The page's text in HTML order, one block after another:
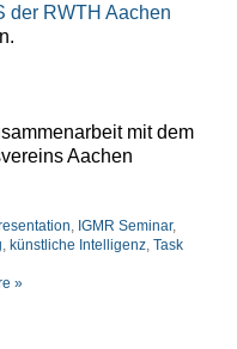
der RWTH Aachen
mit dem
Aachen
IGMR Seminar,
,künstliche Intelligenz ,Task
»